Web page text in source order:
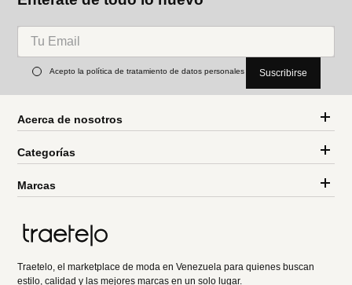
Acepto la política de tratamiento de datos personales Suscribirse
Acerca de nosotros
Categorías
Marcas
Traetelo, el marketplace de moda en Venezuela para quienes buscan
estilo, calidad y las mejores marcas en un solo lugar.